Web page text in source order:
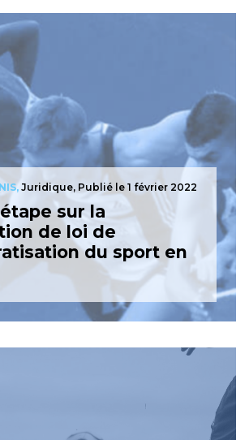
Juridique, Publié le 1 février 2022
sur la
de loi de
du sport en